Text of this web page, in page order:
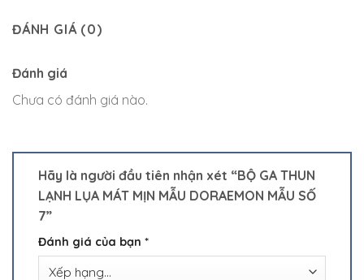
ĐÁNH GIÁ (0)
Đánh giá
Chưa có đánh giá nào.
Hãy là người đầu tiên nhận xét “BỘ GA THUN
LẠNH LỤA MÁT MỊN MẪU DORAEMON MẪU SỐ
7”
Đánh giá của bạn *